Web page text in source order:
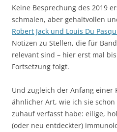
Keine Besprechung des 2019
schmalen, aber gehaltvollen
Robert Jack und Louis Du
Notizen zu Stellen, die für
relevant sind – hier erst mal
Fortsetzung folgt.
Und zugleich der Anfang einer
ähnlicher Art, wie ich sie schon
zuhauf verfasst habe: eilige,
(oder neu entdeckter)